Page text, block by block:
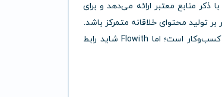
منابع معتبر ارائه می‌دهد و برای
: یک پلتفرم همه‌کاره هوش مصنوعی برای خودکارسازی وظایف کسب‌وکار است؛ اما Flowith شاید رابط